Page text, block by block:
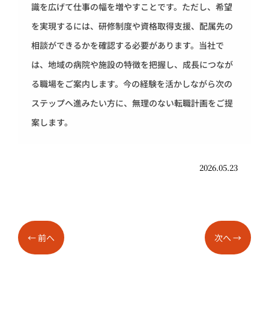
識を広げて仕事の幅を増やすことです。ただし、希望
を実現するには、研修制度や資格取得支援、配属先の
相談ができるかを確認する必要があります。当社で
は、地域の病院や施設の特徴を把握し、成長につなが
る職場をご案内します。今の経験を活かしながら次の
ステップへ進みたい方に、無理のない転職計画をご提
案します。
2026.05.23
←前へ 次へ →